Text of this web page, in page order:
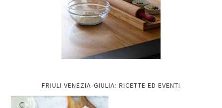
FRIULI VENEZIA-GIULIA: RICETTE ED EVENTI